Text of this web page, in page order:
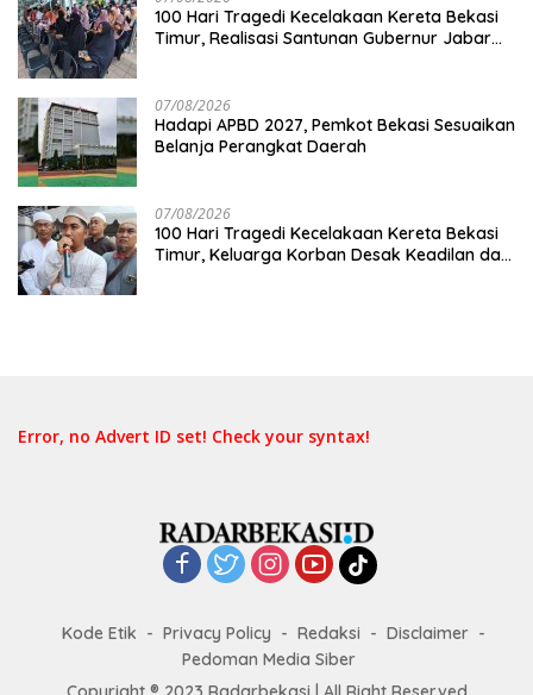
100 Hari Tragedi Kecelakaan Kereta Bekasi
Timur, Realisasi Santunan Gubernur Jabar
07/08/2026
Hadapi APBD 2027, Pemkot Bekasi Sesuaikan
Belanja Perangkat Daerah
07/08/2026
100 Hari Tragedi Kecelakaan Kereta Bekasi
Timur, Keluarga Korban Desak Keadilan dan
Error, no Advert ID set! Check your syntax!
Kode Etik Privacy Policy Redaksi
Disclaimer
Pedoman Media Siber